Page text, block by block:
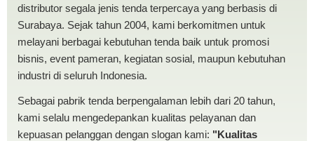
distributor segala jenis tenda terpercaya yang berbasis di
Surabaya. Sejak tahun 2004, kami berkomitmen untuk
melayani berbagai kebutuhan tenda baik untuk promosi
bisnis, event pameran, kegiatan sosial, maupun kebutuhan
industri di seluruh Indonesia.
Sebagai pabrik tenda berpengalaman lebih dari 20 tahun,
kami selalu mengedepankan kualitas pelayanan dan
kepuasan pelanggan dengan slogan kami: "Kualitas